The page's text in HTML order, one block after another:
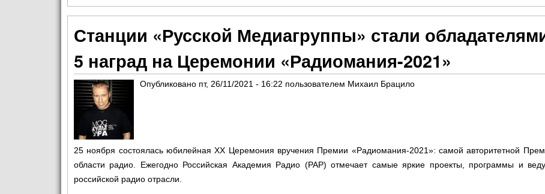
Станции «Русской Медиагруппы» стали
5 наград на Церемонии «Радиомания-2021»
Опубликовано пт, 26/11/2021 - 16:22 пользователем Михаил Брацило
25 ноября состоялась юбилейная XX Церемония вручения Премии «Радиомания-2021»: самой авторитетной
области радио. Ежегодно Российская Академия Радио (РАР) отмечает самые яркие проекты, программы и
российской радио отрасли.